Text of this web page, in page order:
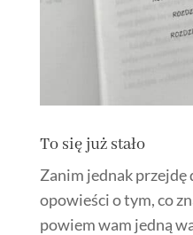
To się już stało
Zanim jednak przejdę
opowieści o tym, co
powiem wam jedną